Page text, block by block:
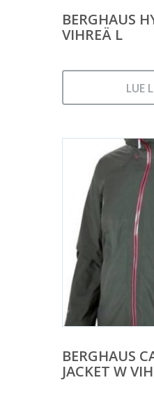
BERGHAUS
VIHREÄ L
LUE
BERGHAUS
JACKET W